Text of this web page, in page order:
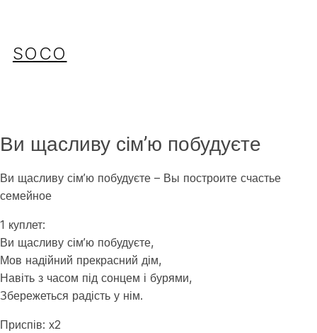
SOCO
Ви щасливу сім’ю побудуєте
Ви щасливу сім’ю побудуєте – Вы построите счастье
семейное
1 куплет:
Ви щасливу сім’ю побудуєте,
Мов надійний прекрасний дім,
Навіть з часом під сонцем і бурями,
Збережеться радість у нім.
Приспів: х2